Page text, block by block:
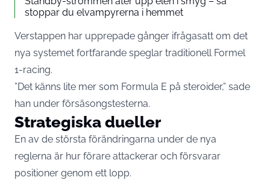
stoppar du elvampyrerna i hemmet
Verstappen har upprepade gånger ifrågasatt om det
nya systemet fortfarande speglar traditionell Formel
1-racing.
”Det känns lite mer som Formula E på steroider,” sade
han under försäsongstesterna.
Strategiska dueller
En av de största förändringarna under de nya
reglerna är hur förare attackerar och försvarar
positioner genom ett lopp.